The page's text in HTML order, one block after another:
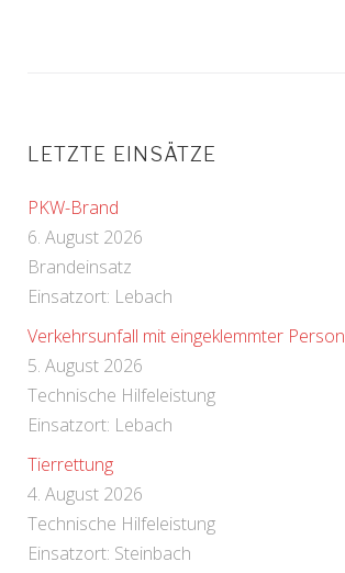
LETZTE EINSÄTZE
PKW-Brand
6. August 2026
Brandeinsatz
Einsatzort: Lebach
Verkehrsunfall mit eingeklemmter Person
5. August 2026
Technische Hilfeleistung
Einsatzort: Lebach
Tierrettung
4. August 2026
Technische Hilfeleistung
Einsatzort: Steinbach